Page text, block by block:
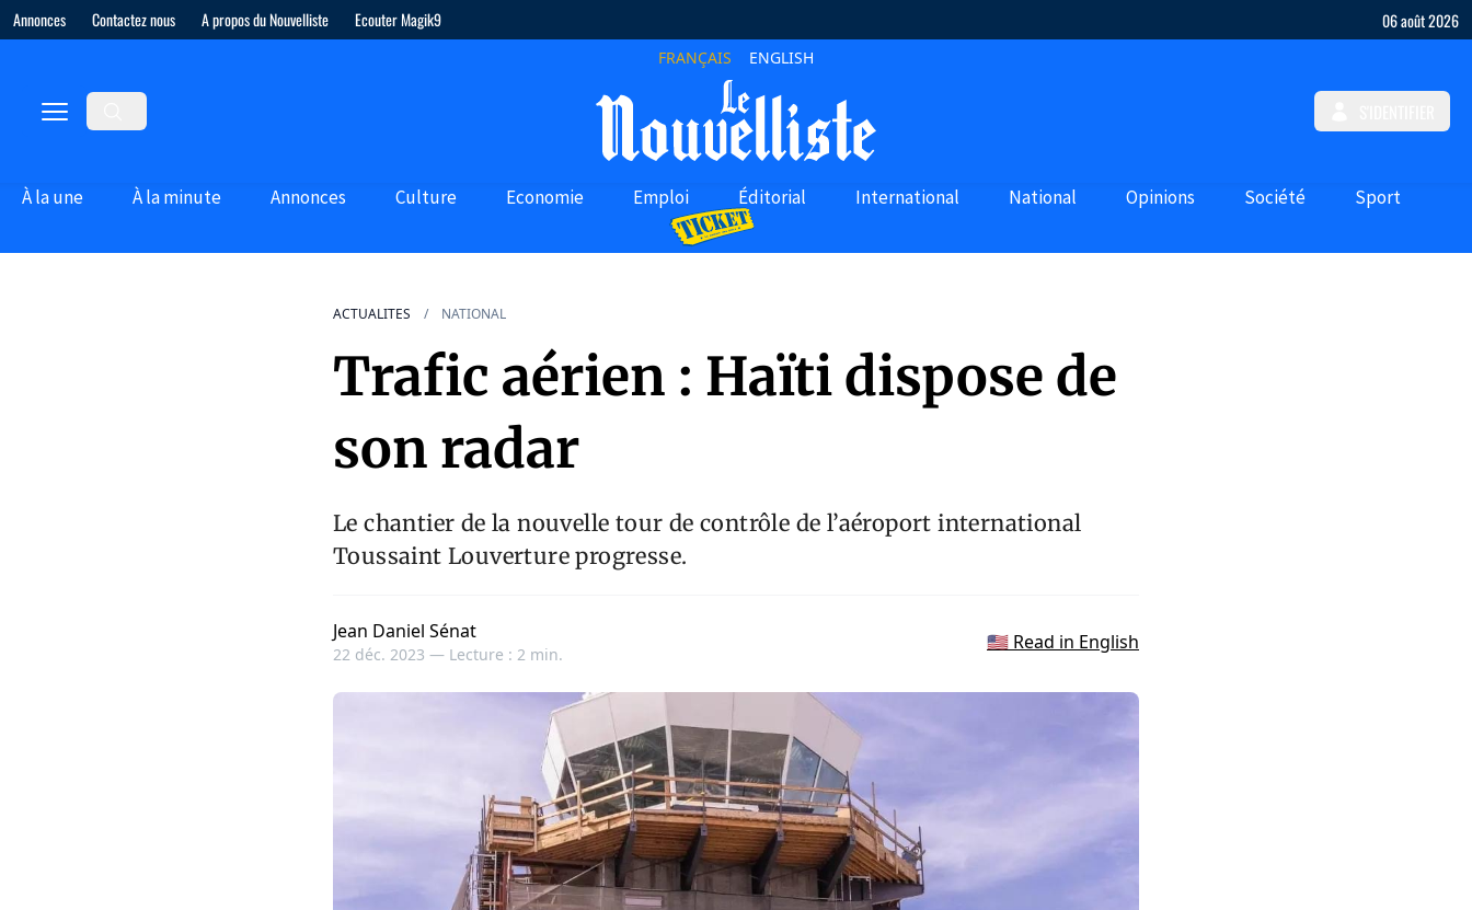
Annonces Contactez nous A propos du Nouvelliste Ecouter Magik9 06 août 2026
FRANÇAIS ENGLISH
À la une À la minute Annonces Culture Economie Emploi Éditorial International National Opinions Société Sport
ACTUALITES NATIONAL
Trafic aérien : Haïti dispose de
son radar
Le chantier de la nouvelle tour de contrôle de l’aéroport international
Toussaint Louverture progresse.
Jean Daniel Sénat
22 déc. 2023 — Lecture : 2 min.
🇺🇸 Read in English